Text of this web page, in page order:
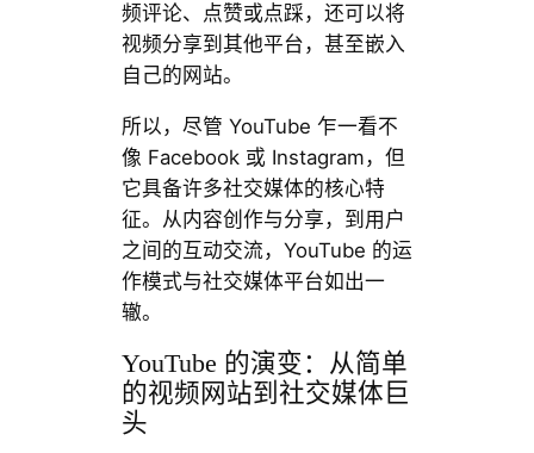
频评论、点赞或点踩，还可以将
视频分享到其他平台，甚至嵌入
自己的网站。
所以，尽管 YouTube 乍一看不
像 Facebook 或 Instagram，但
它具备许多社交媒体的核心特
征。从内容创作与分享，到用户
之间的互动交流，YouTube 的运
作模式与社交媒体平台如出一
辙。
YouTube 的演变：从简单
的视频网站到社交媒体巨
头